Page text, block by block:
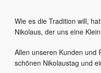
Wie es die Tradition will,
Nikolaus, der uns eine
Allen unseren Kunden und
schönen Nikolaustag und